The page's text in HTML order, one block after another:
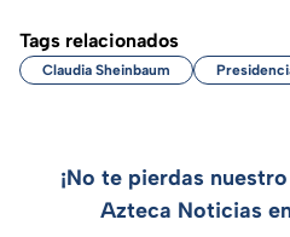
Tags relacionados
Claudia Sheinbaum
¡No te pierdas
Azteca Noticias